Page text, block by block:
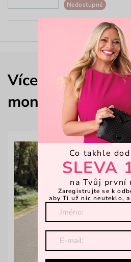
Nedostupné
Více outfitů nejen
Co takhle
SLEVA
na Tvůj první
Zaregistrujte se k
aby Ti už nic neuteklo,